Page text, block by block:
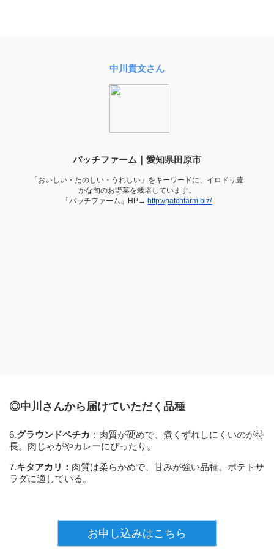
中川貴文さん
パッチファーム｜愛知県田原市
「おいしい・たのしい・うれしい」をキーワードに、イロドリ豊
かな旬のお野菜を栽培しています。
「パッチファーム」HP→ http://patchfarm.biz/
◎中川さんから届けていただく品種
6.グラウンドペチカ ：肉質が硬めで、煮くずれしにくいのが特
長。肉じゃがやカレーにぴったり。
7.キタアカリ： 肉質は柔らかめで、甘みが強い品種。ポテトサ
ラダに適している。
お申し込みはこちら